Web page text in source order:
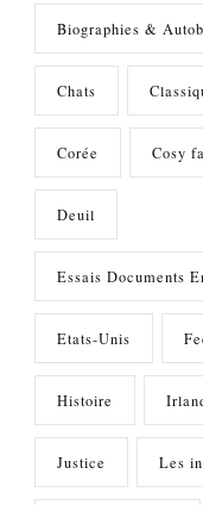
Biographies &
Chats
Corée Cosy
Deuil
Essais Documents
Etats-Unis
Histoire
Justice Les